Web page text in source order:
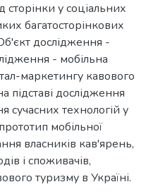
сторінки у соціальних
багатосторінкових
дослідження -
- мобільна
маркетингу кавового
підставі дослідження
сучасних технологій у
мобільної
власників кав'ярень,
і споживачів,
туризму в Україні.